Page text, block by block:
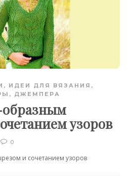
, ИДЕИ ДЛЯ ВЯЗАНИЯ ,
ДЖЕМПЕРА
образным
узоров
0
и сочетанием узоров